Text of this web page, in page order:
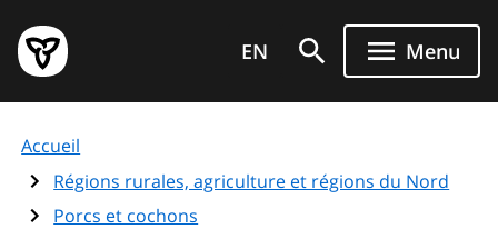
au
contenu
principal
Page
d'accueil
de
l'Ontario
EN Menu
Accueil
Régions rurales, agriculture et régions du Nord
Porcs et cochons